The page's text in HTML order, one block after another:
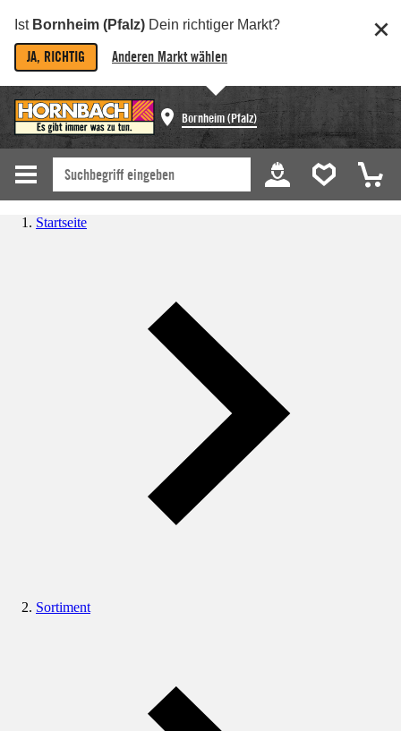
Ist Bornheim (Pfalz) Dein richtiger Markt?
JA, RICHTIG Anderen Markt wählen
Bornheim (Pfalz)
Startseite
Sortiment